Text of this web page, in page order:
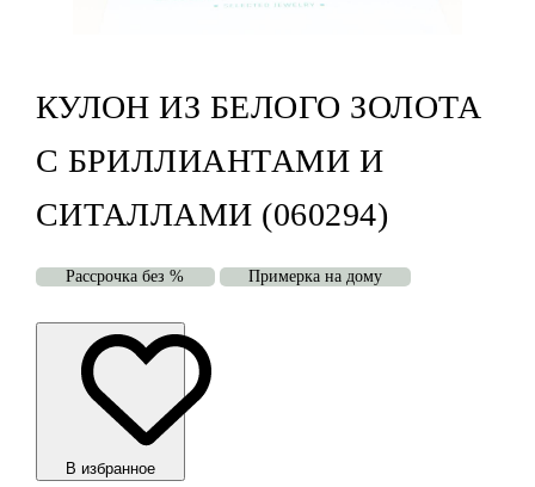
КУЛОН ИЗ БЕЛОГО ЗОЛОТА
С БРИЛЛИАНТАМИ И
СИТАЛЛАМИ (060294)
Рассрочка без % Примерка на дому
В избранноe